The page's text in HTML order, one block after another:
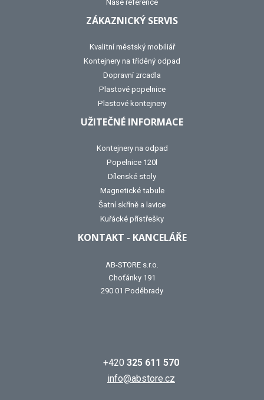
Naše reference
ZÁKAZNICKÝ SERVIS
Kvalitní městský mobiliář
Kontejnery na tříděný odpad
Dopravní zrcadla
Plastové popelnice
Plastové kontejnery
UŽITEČNÉ INFORMACE
Kontejnery na odpad
Popelnice 120l
Dílenské stoly
Magnetické tabule
Šatní skříně a lavice
Kuřácké přístřešky
KONTAKT - KANCELÁŘE
AB-STORE s.r.o.
Choťánky 191
290 01 Poděbrady
+420 325 611 570
info@abstore.cz